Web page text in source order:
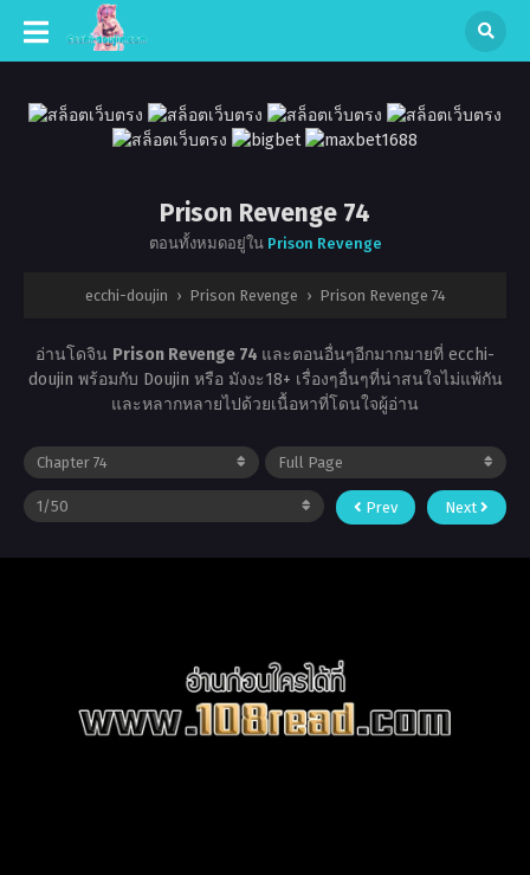
Prison Revenge 74
ตอนทั้งหมดอยู่ใน Prison Revenge
ecchi-doujin › Prison Revenge › Prison Revenge 74
อ่านโดจิน Prison Revenge 74 และตอนอื่นๆอีกมากมายที่ ecchi-
doujin พร้อมกับ Doujin หรือ มังงะ18+ เรื่องๆอื่นๆที่น่าสนใจไม่แพ้กัน
และหลากหลายไปด้วยเนื้อหาที่โดนใจผู้อ่าน
Prev Next